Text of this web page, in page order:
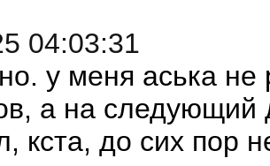
04:03:31
у меня аська
а на
кста, до сих пор